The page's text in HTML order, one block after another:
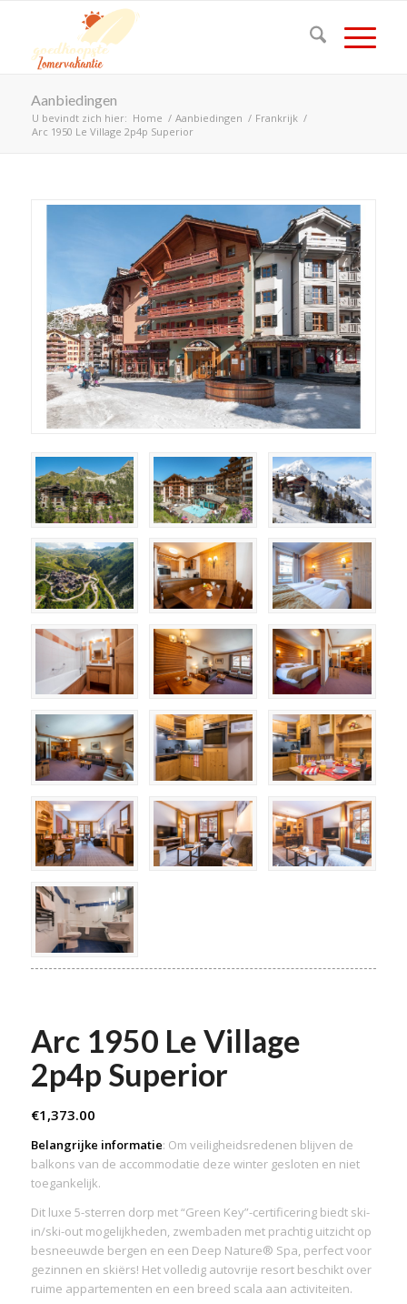
Aanbiedingen
U bevindt zich hier: Home / Aanbiedingen / Frankrijk /
Arc 1950 Le Village 2p4p Superior
Arc 1950 Le Village
2p4p Superior
€1,373.00
Belangrijke informatie: Om veiligheidsredenen blijven de
balkons van de accommodatie deze winter gesloten en niet
toegankelijk.
Dit luxe 5-sterren dorp met “Green Key”-certificering biedt ski-
in/ski-out mogelijkheden, zwembaden met prachtig uitzicht op
besneeuwde bergen en een Deep Nature® Spa, perfect voor
gezinnen en skiërs! Het volledig autovrije resort beschikt over
ruime appartementen en een breed scala aan activiteiten.